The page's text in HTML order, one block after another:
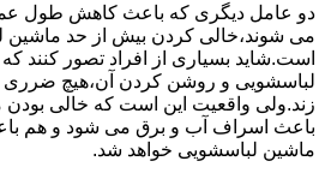
دو عامل دیگری که باعث کاهش طول
می شوند،خالی کردن بیش از حد ماشین
است.شاید بسیاری از افراد تصور کنند
لباسشویی و روشن کردن آن،هیچ ضرری
زند.ولی واقعیت این است که خالی
باعث اسراف آب و برق می شود و هم
ماشین لباسشویی خواهد شد.